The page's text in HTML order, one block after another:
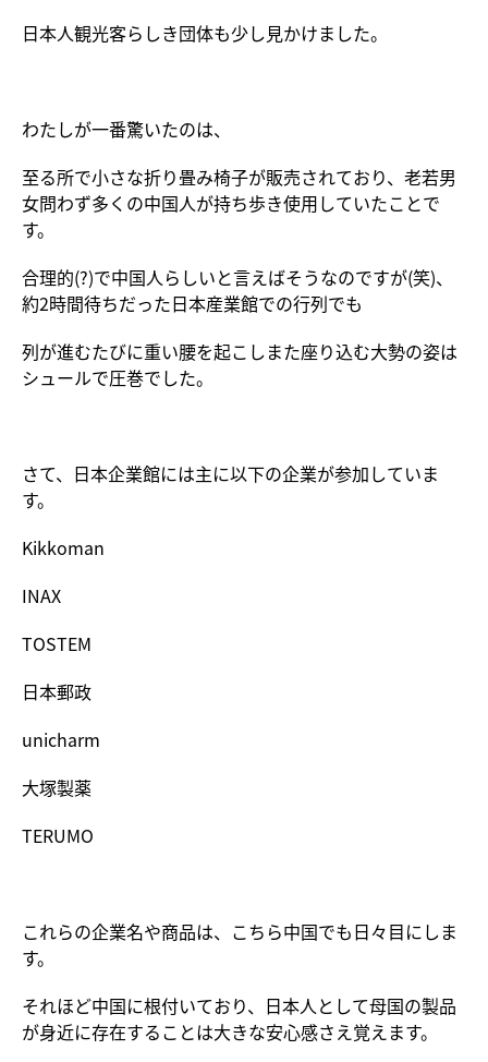
日本人観光客らしき団体も少し見かけました。
わたしが一番驚いたのは、
至る所で小さな折り畳み椅子が販売されており、老若男
女問わず多くの中国人が持ち歩き使用していたことで
す。
合理的(?)で中国人らしいと言えばそうなのですが(笑)、
約2時間待ちだった日本産業館での行列でも
列が進むたびに重い腰を起こしまた座り込む大勢の姿は
シュールで圧巻でした。
さて、日本企業館には主に以下の企業が参加していま
す。
Kikkoman
INAX
TOSTEM
日本郵政
unicharm
大塚製薬
TERUMO
これらの企業名や商品は、こちら中国でも日々目にしま
す。
それほど中国に根付いており、日本人として母国の製品
が身近に存在することは大きな安心感さえ覚えます。